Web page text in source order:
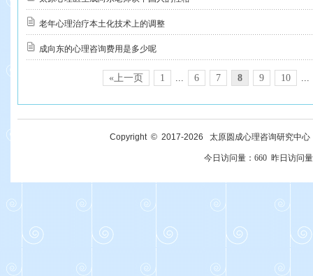
老年心理治疗本土化技术上的调整
成向东的心理咨询费用是多少呢
«上一页 1 ... 6 7 8 9 10 ...
Copyright © 2017-2026 太原圆成心理咨询研究中
今日访问量： 660 昨日访问